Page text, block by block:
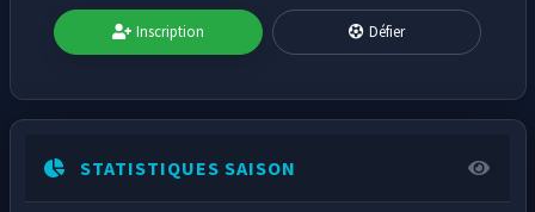
Inscription Défier
STATISTIQUES SAISON